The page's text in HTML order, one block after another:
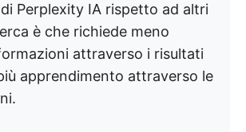
Perplexity IA rispetto ad altri
è che richiede meno
attraverso i risultati
apprendimento attraverso le